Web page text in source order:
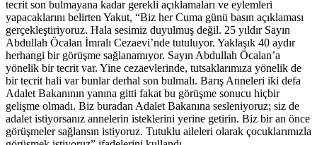
tecrit son bulmayana kadar gerekli açıklamaları ve eylemleri
yapacaklarını belirten Yakut, “Biz her Cuma günü basın açıklaması
gerçekleştiriyoruz. Hala sesimiz duyulmuş değil. 25 yıldır Sayın
Abdullah Öcalan İmralı Cezaevi’nde tutuluyor. Yaklaşık 40 aydır
herhangi bir görüşme sağlanamıyor. Sayın Abdullah Öcalan’a
yönelik bir tecrit var. Yine cezaevlerinde, tutsaklarımıza yönelik de
bir tecrit hali var bunlar derhal son bulmalı. Barış Anneleri iki defa
Adalet Bakanının yanına gitti fakat bu görüşme sonucu hiçbir
gelişme olmadı. Biz buradan Adalet Bakanına sesleniyoruz; siz de
adalet istiyorsanız annelerin isteklerini yerine getirin. Biz bir an önce
görüşmeler sağlansın istiyoruz. Tutuklu aileleri olarak çocuklarımızla